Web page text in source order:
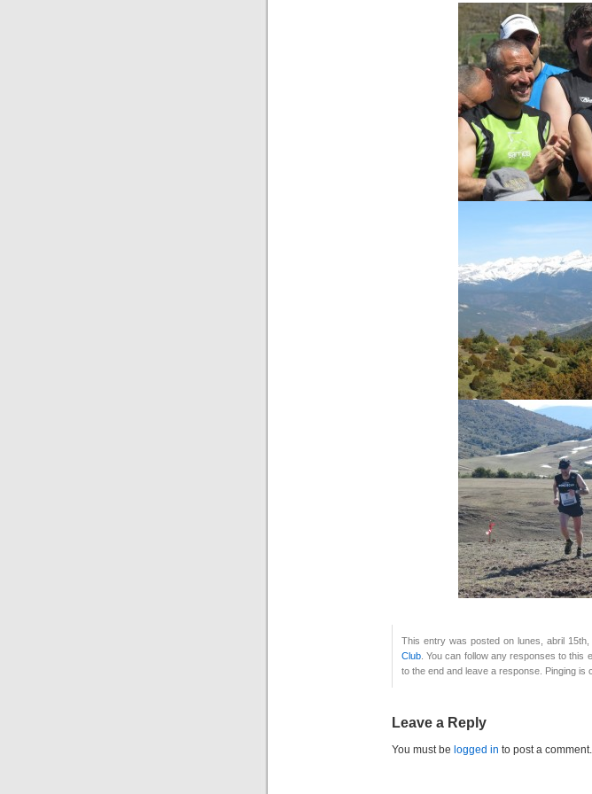
This entry was posted on lunes, abril
Club . You can follow any responses to this
to the end and leave a response. Pinging is
Leave a Reply
You must be logged in to post a comment.